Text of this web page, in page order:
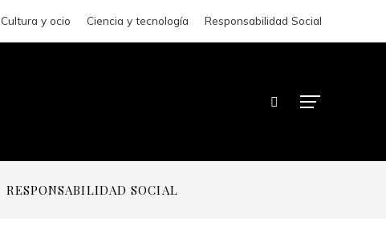
Cultura y ocio Ciencia y tecnología Responsabilidad Social
RESPONSABILIDAD SOCIAL